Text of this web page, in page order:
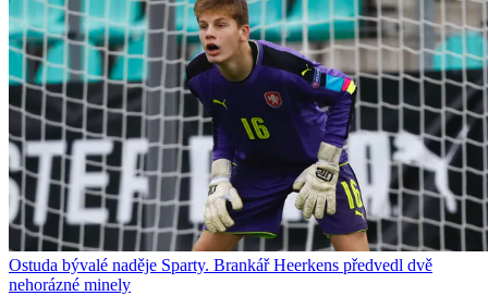
Ostuda bývalé naděje Sparty. Brankář Heerkens předvedl dvě
nehorázné minely